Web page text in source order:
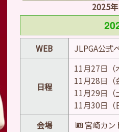
2025
WEB JLPGA公式
日程
11月27日（
11月28日（
11月29日（
11月30日（
会場
宮崎カン